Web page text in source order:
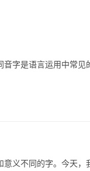
是语言运用中常见
同的字。今天，我